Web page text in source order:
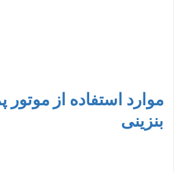
موارد استفاده از موتور
بنزینی